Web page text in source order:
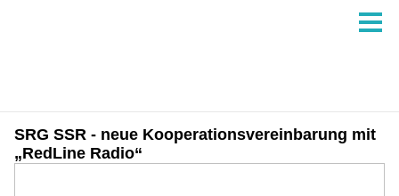
SRG SSR - neue Kooperationsvereinbarung mit
„RedLine Radio“